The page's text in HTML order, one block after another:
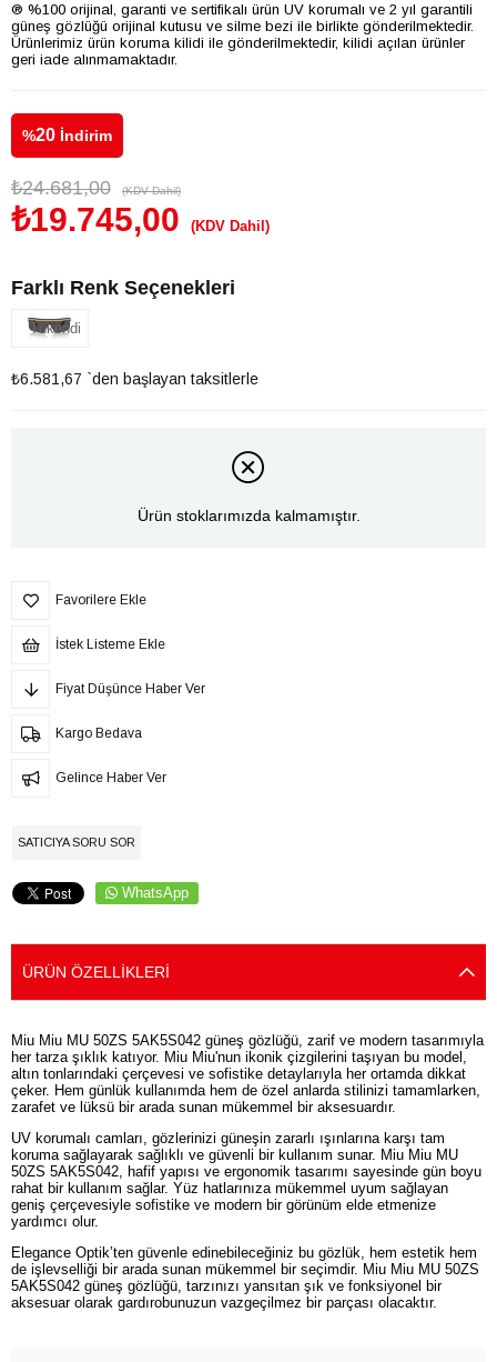
® %100 orijinal, garanti ve sertifikalı ürün UV korumalı ve 2 yıl garantili
güneş gözlüğü orijinal kutusu ve silme bezi ile birlikte gönderilmektedir.
Ürünlerimiz ürün koruma kilidi ile gönderilmektedir, kilidi açılan ürünler
geri iade alınmamaktadır.
%20 İndirim
₺24.681,00 (KDV Dahil)
₺19.745,00 (KDV Dahil)
Farklı Renk Seçenekleri
Tükendi
₺6.581,67 `den başlayan taksitlerle
Ürün stoklarımızda kalmamıştır.
Favorilere Ekle
İstek Listeme Ekle
Fiyat Düşünce Haber Ver
Kargo Bedava
Gelince Haber Ver
SATICIYA SORU SOR
WhatsApp
ÜRÜN ÖZELLIKLERI
Miu Miu MU 50ZS 5AK5S042 güneş gözlüğü, zarif ve modern tasarımıyla
her tarza şıklık katıyor. Miu Miu'nun ikonik çizgilerini taşıyan bu model,
altın tonlarındaki çerçevesi ve sofistike detaylarıyla her ortamda dikkat
çeker. Hem günlük kullanımda hem de özel anlarda stilinizi tamamlarken,
zarafet ve lüksü bir arada sunan mükemmel bir aksesuardır.
UV korumalı camları, gözlerinizi güneşin zararlı ışınlarına karşı tam
koruma sağlayarak sağlıklı ve güvenli bir kullanım sunar. Miu Miu MU
50ZS 5AK5S042, hafif yapısı ve ergonomik tasarımı sayesinde gün boyu
rahat bir kullanım sağlar. Yüz hatlarınıza mükemmel uyum sağlayan
geniş çerçevesiyle sofistike ve modern bir görünüm elde etmenize
yardımcı olur.
Elegance Optik’ten güvenle edinebileceğiniz bu gözlük, hem estetik hem
de işlevselliği bir arada sunan mükemmel bir seçimdir. Miu Miu MU 50ZS
5AK5S042 güneş gözlüğü, tarzınızı yansıtan şık ve fonksiyonel bir
aksesuar olarak gardırobunuzun vazgeçilmez bir parçası olacaktır.